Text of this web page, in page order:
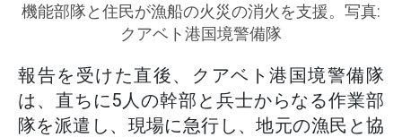
機能部隊と住民が漁船の火災の消火を支援。写真:
クアベト港国境警備隊
報告を受けた直後、クアベト港国境警備隊
は、直ちに5人の幹部と兵士からなる作業部
隊を派遣し、現場に急行し、地元の漁民と協